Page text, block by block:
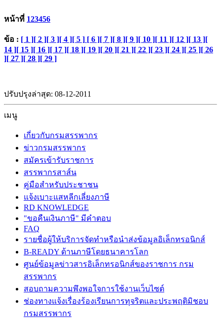
หน้าที่ 123456
ข้อ : [ 1 ][ 2 ][ 3 ][ 4 ][ 5 ] [ 6 ][ 7 ][ 8 ][ 9 ][ 10 ][ 11 ][ 12 ][ 13 ][
14 ][ 15 ][ 16 ][ 17 ][ 18 ][ 19 ][ 20 ][ 21 ][ 22 ][ 23 ][ 24 ][ 25 ][ 26
][ 27 ][ 28 ][ 29 ]
ปรับปรุงล่าสุด: 08-12-2011
เมนู
เกี่ยวกับกรมสรรพากร
ข่าวกรมสรรพากร
สมัครเข้ารับราชการ
สรรพากรสาส์น
คู่มือสำหรับประชาชน
แจ้งเบาะแสหลีกเลี่ยงภาษี
RD KNOWLEDGE
"ขอคืนเงินภาษี" มีคำตอบ
FAQ
รายชื่อผู้ให้บริการจัดทำหรือนำส่งข้อมูลอิเล็กทรอนิกส์
B-READY ด้านภาษีโดยธนาคารโลก
ศูนย์ข้อมูลข่าวสารอิเล็กทรอนิกส์ของราชการ กรม
สรรพากร
สอบถามความพึงพอใจการใช้งานเว็บไซต์
ช่องทางแจ้งเรื่องร้องเรียนการทุจริตและประพฤติมิชอบ
กรมสรรพากร